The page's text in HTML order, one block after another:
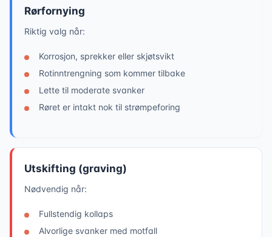
Rørfornying
Riktig valg når:
Korrosjon, sprekker eller skjøtsvikt
Rotinntrengning som kommer tilbake
Lette til moderate svanker
Røret er intakt nok til strømpeforing
Utskifting (graving)
Nødvendig når:
Fullstendig kollaps
Alvorlige svanker med motfall